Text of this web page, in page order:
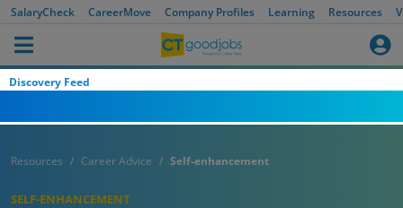
SalaryCheck CareerMove Company Profiles Learning Resources
Discovery Feed
Resources Career Advice Self-enhancement
SELF-ENHANCEMENT